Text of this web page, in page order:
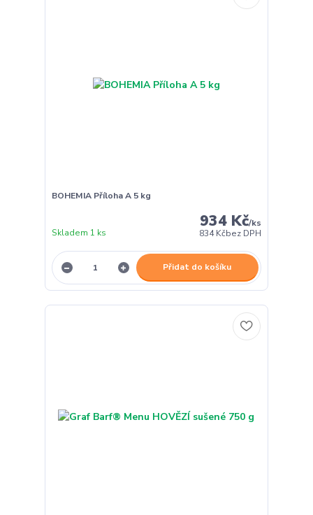
BOHEMIA Příloha A 5 kg
934 Kč/ks
834 Kčbez DPH
Skladem 1 ks
Přidat do košíku